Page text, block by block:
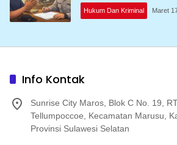
Hukum Dan Kriminal Maret
Info Kontak
Sunrise City Maros, Blok C No. 19,
Tellumpoccoe, Kecamatan Marusu,
Provinsi Sulawesi Selatan